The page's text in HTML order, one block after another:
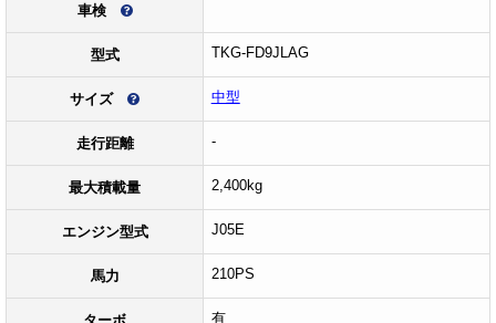
車検
型式 TKG-FD9JLAG
サイズ 中型
走行距離 -
最大積載量 2,400kg
エンジン型式 J05E
馬力 210PS
有